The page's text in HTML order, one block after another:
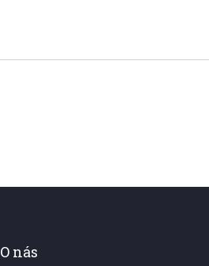
O nás